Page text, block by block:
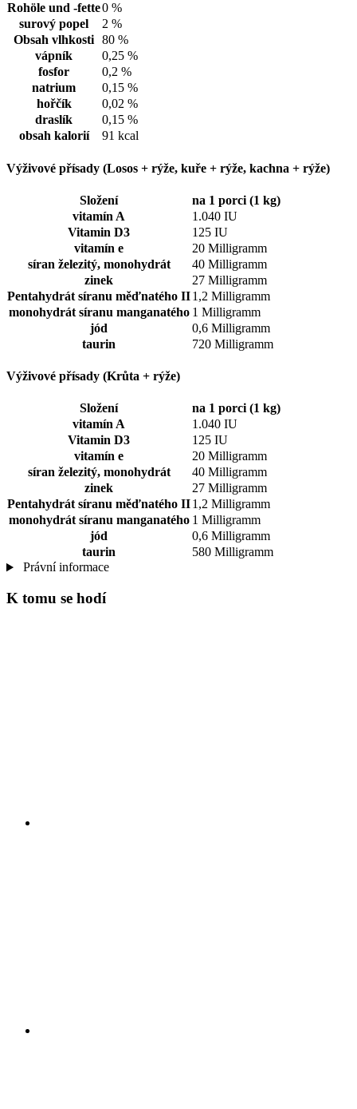
Rohöle und -fette0 %
surový popel
2 %
Obsah vlhkosti 80 %
vápník
0,25 %
fosfor
0,2 %
natrium
0,15 %
hořčík
0,02 %
draslík
0,15 %
obsah kalorií
91 kcal
Výživové přísady (Losos + rýže, kuře + rýže, kachna + rýže)
Složení
na 1 porci (1 kg)
vitamín A
1.040 IU
Vitamin D3
125 IU
vitamín e
20 Milligramm
síran železitý, monohydrát
40 Milligramm
zinek
27 Milligramm
Pentahydrát síranu měďnatého II1,2 Milligramm
monohydrát síranu manganatého 1 Milligramm
jód
0,6 Milligramm
taurin
720 Milligramm
Výživové přísady (Krůta + rýže)
Složení
na 1 porci (1 kg)
vitamín A
1.040 IU
Vitamin D3
125 IU
vitamín e
20 Milligramm
síran železitý, monohydrát
40 Milligramm
zinek
27 Milligramm
Pentahydrát síranu měďnatého II1,2 Milligramm
monohydrát síranu manganatého 1 Milligramm
jód
0,6 Milligramm
taurin
580 Milligramm
Právní informace
K tomu se hodí